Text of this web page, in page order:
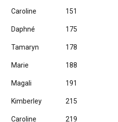
Caroline 151
Daphné 175
Tamaryn 178
Marie 188
Magali 191
Kimberley 215
Caroline 219